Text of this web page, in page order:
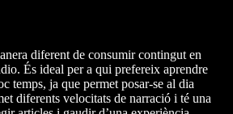
diferent de consumir contingut en
És ideal per a qui prefereix aprendre
temps, ja que permet posar-se al dia
diferents velocitats de narració i té una